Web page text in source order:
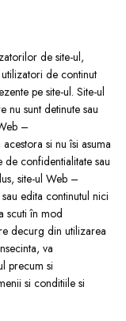
de site-ul,
de continut
pe site-ul. Site-ul
nu sunt detinute sau
–
si nu îsi asuma
confidentialitate sau
site-ul Web –
edita continutul nici
scuti în mod
decurg din utilizarea
va
precum si
si conditiile si